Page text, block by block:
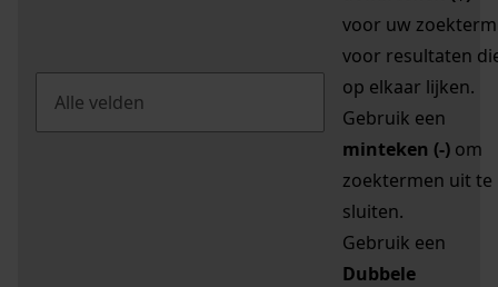
voor uw zoekterm
voor resultaten
op elkaar lijken.
Gebruik een
minteken (-) om
zoektermen uit te
sluiten.
Gebruik een
Dubbele